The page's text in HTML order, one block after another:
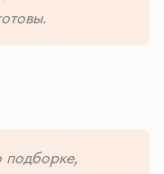
подборке,